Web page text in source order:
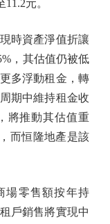
元。
時資產淨值折讓
，其估值仍被低
多浮動租金，轉
期中維持租金收
將推動其估值重
而恒隆地產是該
零售額按年持
戶銷售將實現中